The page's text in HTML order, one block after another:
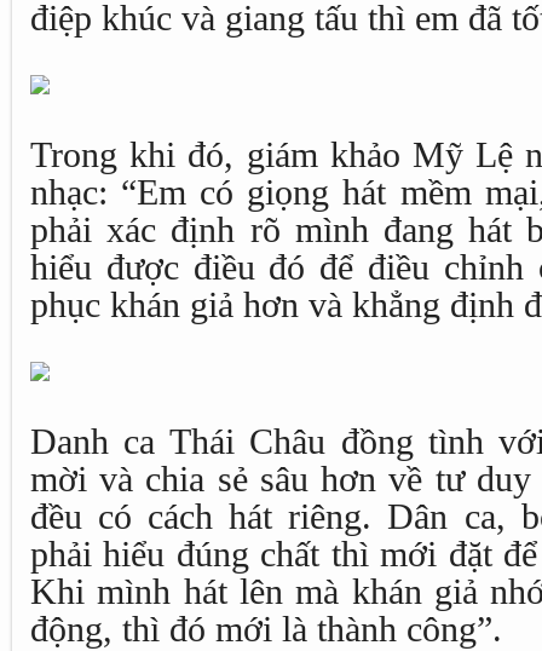
điệp khúc và giang tấu thì em đã
Trong khi đó, giám khảo Mỹ Lệ
nhạc: “Em có giọng hát mềm
phải xác định rõ mình đang hát
hiểu được điều đó để điều chỉnh
phục khán giả hơn và khẳng định
Danh ca Thái Châu đồng tình
mời và chia sẻ sâu hơn về tư
đều có cách hát riêng. Dân ca,
phải hiểu đúng chất thì mới đặt
Khi mình hát lên mà khán giả
động, thì đó mới là thành công”.